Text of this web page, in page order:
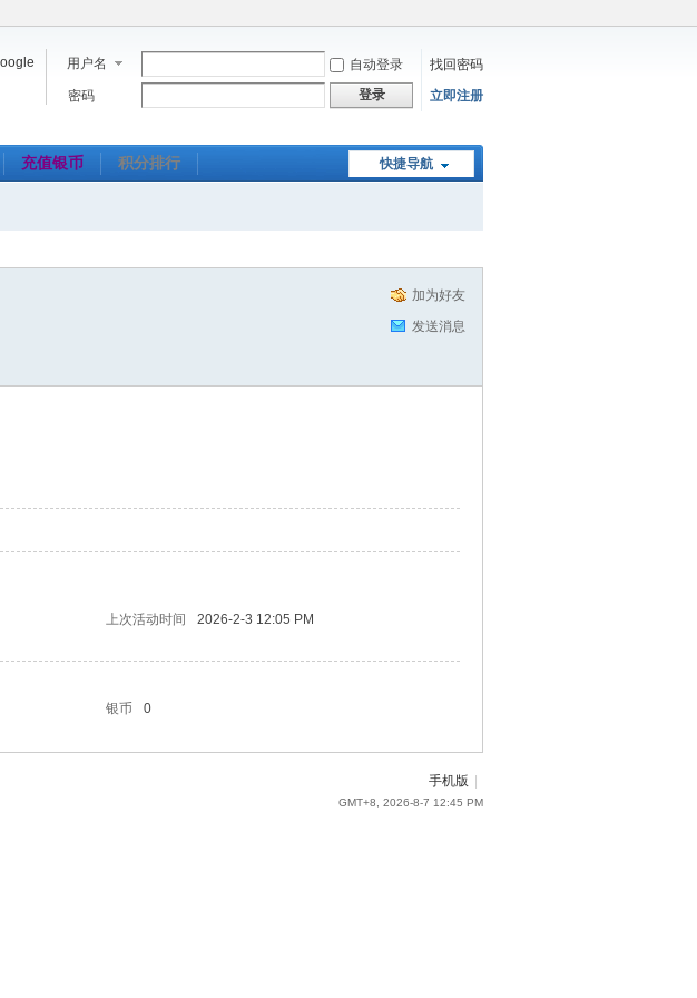
用户名 自动登录
找回密码
密码
登录 立即注册
快捷导航
充值银币 积分排行
加为好友
发送消息
上次活动时间
2026-2-3 12:05 PM
银币 0
手机版
GMT+8, 2026-8-7 12:45 PM